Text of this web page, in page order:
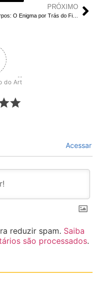
PRÓXIMO
Corpos: O Enigma por Trás do Final | Elias Mannix Altera o Rumo do Destino?
do Art
Acessar
reduzir spam. Saiba
são processados.